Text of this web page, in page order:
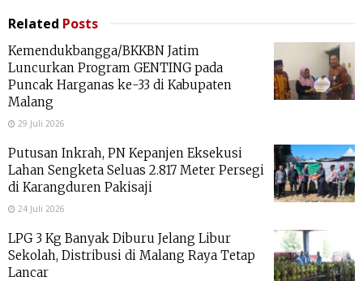
Related Posts
Kemendukbangga/BKKBN Jatim
Luncurkan Program GENTING pada
Puncak Harganas ke-33 di Kabupaten
Malang
29 Juli 2026
Putusan Inkrah, PN Kepanjen Eksekusi
Lahan Sengketa Seluas 2.817 Meter Persegi
di Karangduren Pakisaji
24 Juli 2026
LPG 3 Kg Banyak Diburu Jelang Libur
Sekolah, Distribusi di Malang Raya Tetap
Lancar